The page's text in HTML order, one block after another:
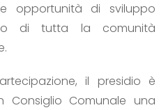
opportunità di sviluppo
di tutta la comunità
il presidio è
Comunale una